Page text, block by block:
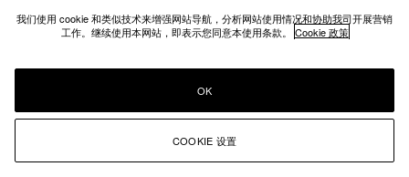
我们使用 cookie 和类似技术来增强网站导航，分析网站使用情况和协助我司开展营销
工作。继续使用本网站，即表示您同意本使用条款。 Cookie 政策
COOKIE 设置
OK